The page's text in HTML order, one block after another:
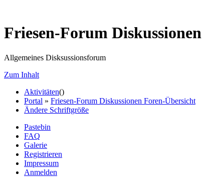
Friesen-Forum Diskussionen
Allgemeines Disksussionsforum
Zum Inhalt
Aktivitäten()
Portal » Friesen-Forum Diskussionen Foren-Übersicht
Ändere Schriftgröße
Pastebin
FAQ
Galerie
Registrieren
Impressum
Anmelden